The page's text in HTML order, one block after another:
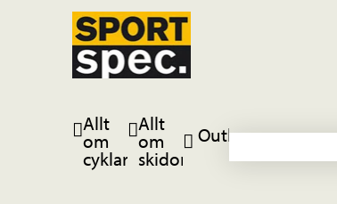
Allt
om
cyklar
Allt
om
skidor
Outlet